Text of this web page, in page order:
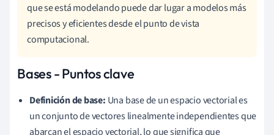
que se está modelando puede dar lugar a modelos más
precisos y eficientes desde el punto de vista
computacional.
Bases - Puntos clave
Definición de base: Una base de un espacio vectorial es
un conjunto de vectores linealmente independientes que
abarcan el espacio vectorial, lo que significa que